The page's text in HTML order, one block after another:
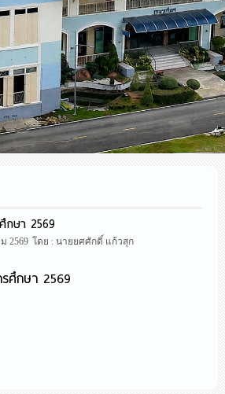
กษา 2569
2569 โดย : นายยศศักดิ์ แก้วสุก
ศึกษา 2569